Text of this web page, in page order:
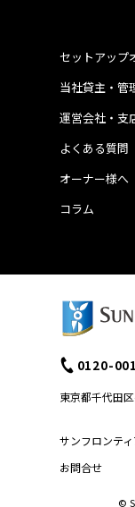
運営会社・支
よくある質問
当社貸主・管
オーナー様へ
コラム
セットアップ
サンフロンテ
お問合せ
0120-
東京都千代田
©